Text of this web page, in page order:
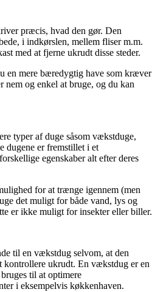
præcis, hvad den gør. Den
i indkørslen, mellem fliser m.m.
med at fjerne ukrudt disse steder.
en mere bæredygtig have som kræver
nem og enkel at bruge, og du kan
typer af duge såsom vækstduge,
dugene er fremstillet i et
egenskaber alt efter deres
for at trænge igennem (men
det muligt for både vand, lys og
er ikke muligt for insekter eller biller.
til en vækstdug selvom, at den
kontrollere ukrudt. En vækstdug er en
til at optimere
i eksempelvis køkkenhaven.